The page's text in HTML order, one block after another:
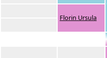
Florin Ursula